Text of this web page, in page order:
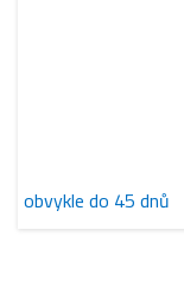
obvykle do 45 dnů